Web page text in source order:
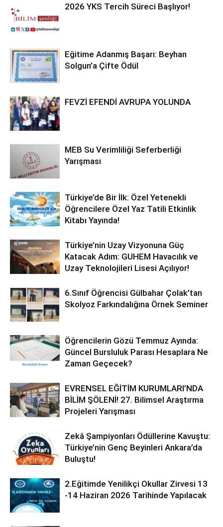
2026 YKS Tercih Süreci Başlıyor!
Eğitime Adanmış Başarı: Beyhan
Solgun’a Çifte Ödül
FEVZİ EFENDİ AVRUPA YOLUNDA
MEB Su Verimliliği Seferberliği
Yarışması
Türkiye’de Bir İlk: Özel Yetenekli
Öğrencilere Özel Yaz Tatili Etkinlik
Kitabı Yayında!
Türkiye’nin Uzay Vizyonuna Güç
Katacak Adım: GUHEM Havacılık ve
Uzay Teknolojileri Lisesi Açılıyor!
6.Sınıf Öğrencisi Gülbahar Çolak’tan
Skolyoz Farkındalığına Örnek Seminer
Öğrencilerin Gözü Temmuz Ayında:
Güncel Bursluluk Parası Hesaplara Ne
Zaman Geçecek?
EVRENSEL EĞİTİM KURUMLARI’NDA
BİLİM ŞÖLENİ! 27. Bilimsel Araştırma
Projeleri Yarışması
Zekâ Şampiyonları Ödüllerine Kavuştu:
Türkiye’nin Genç Beyinleri Ankara’da
Buluştu!
2.Eğitimde Yenilikçi Okullar Zirvesi 13
-14 Haziran 2026 Tarihinde Yapılacak